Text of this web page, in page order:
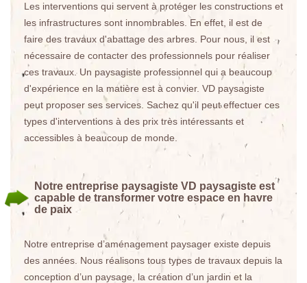
Les interventions qui servent à protéger les constructions et
les infrastructures sont innombrables. En effet, il est de
faire des travaux d'abattage des arbres. Pour nous, il est
nécessaire de contacter des professionnels pour réaliser
ces travaux. Un paysagiste professionnel qui a beaucoup
d'expérience en la matière est à convier. VD paysagiste
peut proposer ses services. Sachez qu'il peut effectuer ces
types d'interventions à des prix très intéressants et
accessibles à beaucoup de monde.
Notre entreprise paysagiste VD paysagiste est
capable de transformer votre espace en havre
de paix
Notre entreprise d’aménagement paysager existe depuis
des années. Nous réalisons tous types de travaux depuis la
conception d’un paysage, la création d’un jardin et la